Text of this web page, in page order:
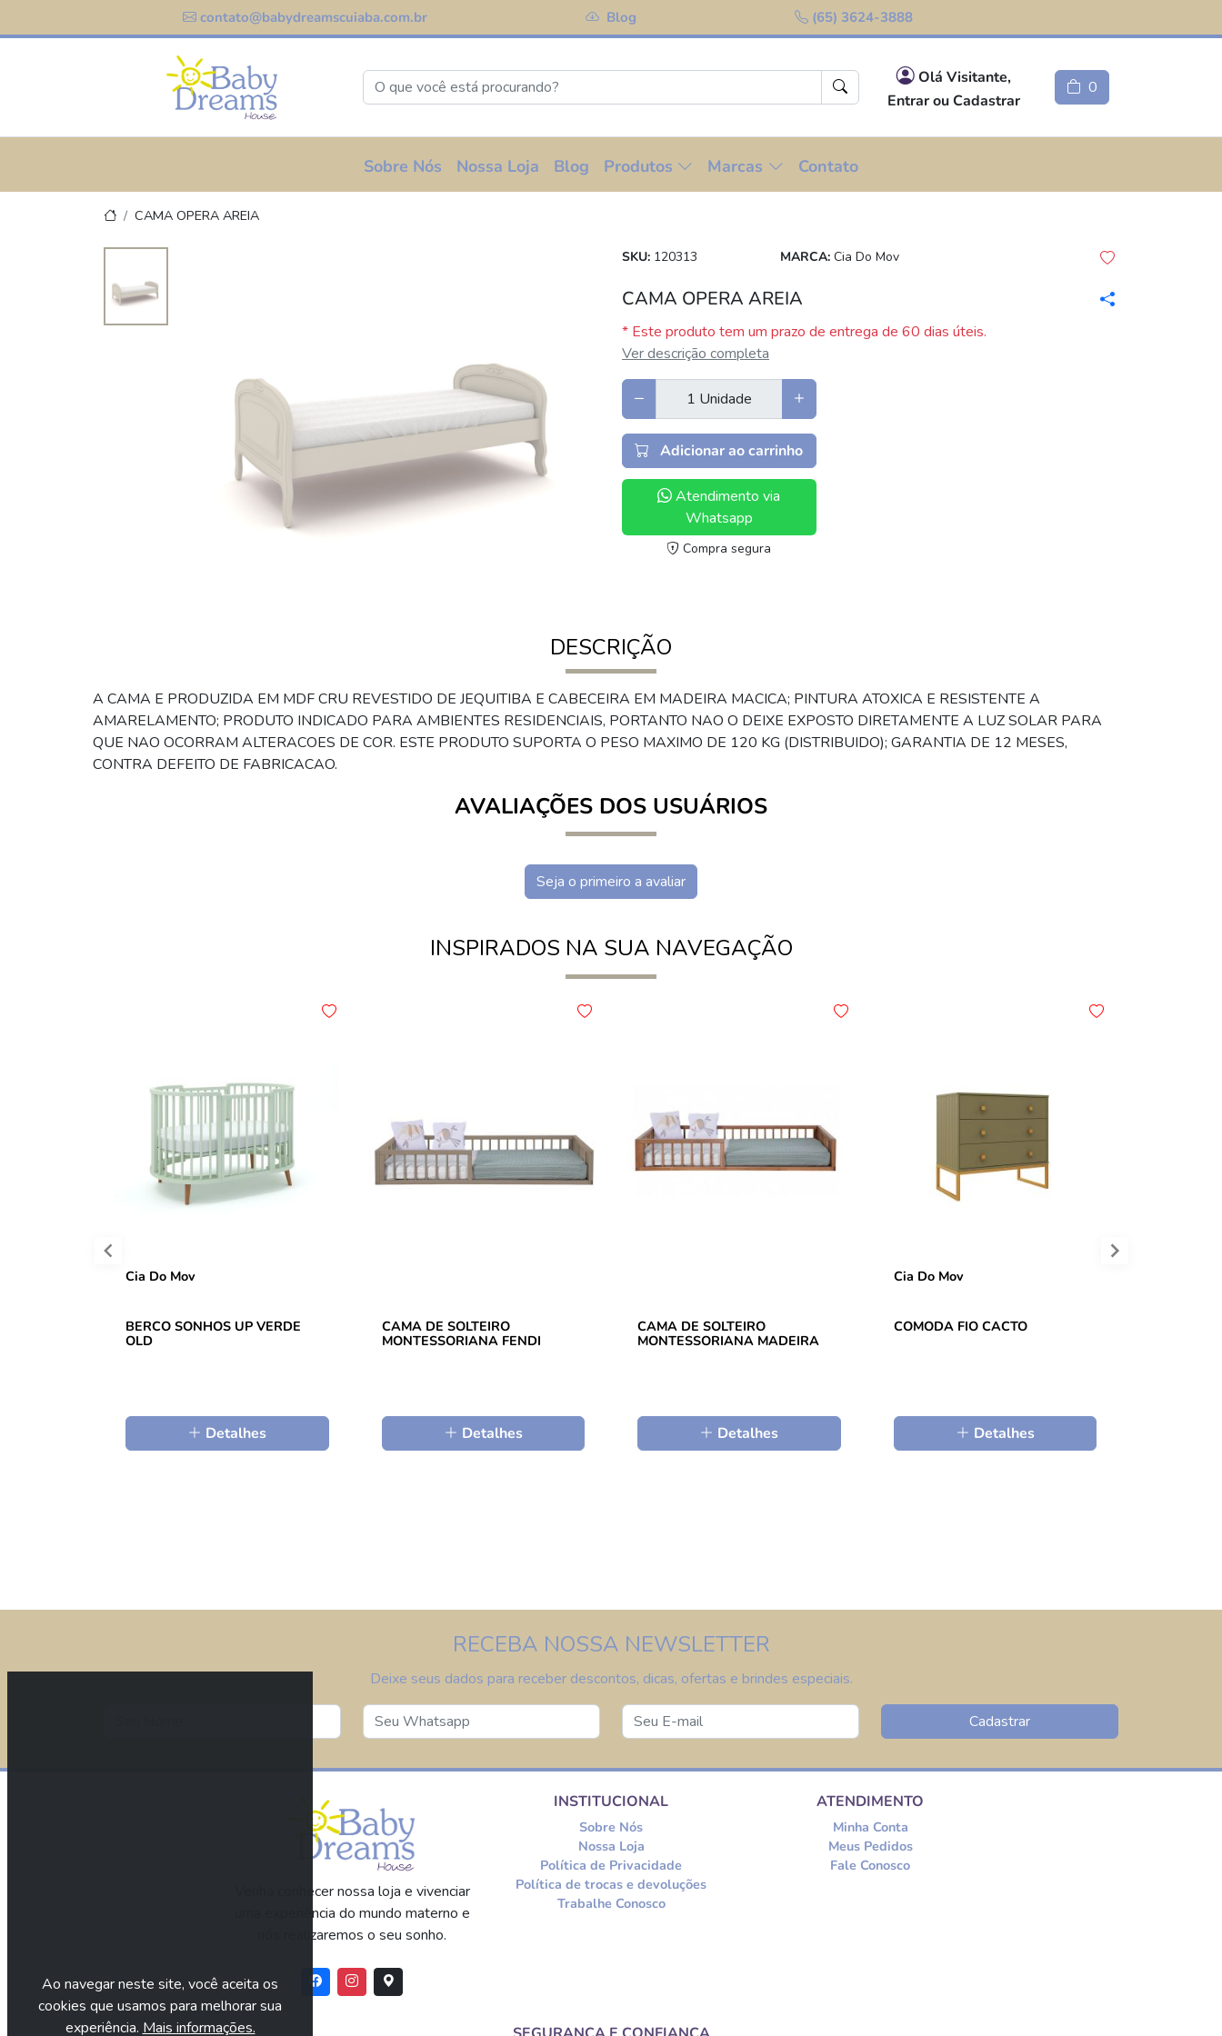
contato@babydreamscuiaba.com.br Blog (65) 3624-3888
Olá Visitante,
Entrar ou Cadastrar
0
Sobre Nós Nossa Loja Blog Produtos Marcas Contato
CAMA OPERA AREIA
SKU: 120313 MARCA: Cia Do Mov
CAMA OPERA AREIA
* Este produto tem um prazo de entrega de 60 dias úteis.
Ver descrição completa
Adicionar ao carrinho
Atendimento via
Whatsapp
Compra segura
DESCRIÇÃO
A CAMA E PRODUZIDA EM MDF CRU REVESTIDO DE JEQUITIBA E CABECEIRA EM MADEIRA MACICA; PINTURA ATOXICA E RESISTENTE A
AMARELAMENTO; PRODUTO INDICADO PARA AMBIENTES RESIDENCIAIS, PORTANTO NAO O DEIXE EXPOSTO DIRETAMENTE A LUZ SOLAR PARA
QUE NAO OCORRAM ALTERACOES DE COR. ESTE PRODUTO SUPORTA O PESO MAXIMO DE 120 KG (DISTRIBUIDO); GARANTIA DE 12 MESES,
CONTRA DEFEITO DE FABRICACAO.
AVALIAÇÕES DOS USUÁRIOS
Seja o primeiro a avaliar
INSPIRADOS NA SUA NAVEGAÇÃO
Cia Do Mov
BERCO SONHOS UP VERDE
OLD
Detalhes
CAMA DE SOLTEIRO
MONTESSORIANA FENDI
Detalhes
CAMA DE SOLTEIRO
MONTESSORIANA MADEIRA
Detalhes
Cia Do Mov
COMODA FIO CACTO
Detalhes
RECEBA NOSSA NEWSLETTER
Deixe seus dados para receber descontos, dicas, ofertas e brindes especiais.
Cadastrar
Venha conhecer nossa loja e vivenciar
uma experiência do mundo materno e
nós realizaremos o seu sonho.
INSTITUCIONAL
Sobre Nós
Nossa Loja
Política de Privacidade
Política de trocas e devoluções
Trabalhe Conosco
ATENDIMENTO
Minha Conta
Meus Pedidos
Fale Conosco
Ao navegar neste site, você aceita os
cookies que usamos para melhorar sua
experiência. Mais informações.